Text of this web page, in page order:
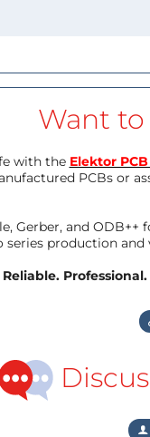
Want
with the Elektor
PCBs or
Gerber, and
series production
Professional.